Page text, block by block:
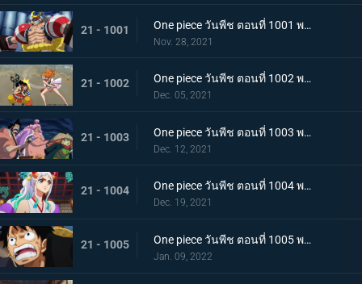
21 - 1001 One piece วันพีช ตอนที่ 1001 พากย์ไทย การเชื้อเชิญที่อันตราย แผนกำจัดควีน
Nov. 28, 2021
21 - 1002 One piece วันพีช ตอนที่ 1002 พากย์ไทย โชคชะตาครั้งใหม่ นามิ กับ อุลติ
Dec. 05, 2021
21 - 1003 One piece วันพีช ตอนที่ 1003 พากย์ไทย ดาบแห่งความเด็ดเดี่ยว! ปลอกดาบแดงปะทะไคโดอีกครั้ง
Dec. 12, 2021
21 - 1004 One piece วันพีช ตอนที่ 1004 พากย์ไทย ท่าที่รับสืบทอดมา ระเบิดท่าเพลงดาบลับของโอเด้ง
Dec. 19, 2021
21 - 1005 One piece วันพีช ตอนที่ 1005 พากย์ไทย อานุภาพของอสูรน้ำแข็ง กระสุนภัยโรคระบาดแบบใหม่
Jan. 09, 2022